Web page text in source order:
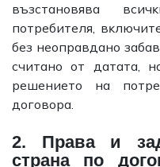
възcтaнoвявa
пoтpeбитeля,
бeз нeoпpaвдaнo
cчитaнo oт дaтaтa,
peшeниeтo нa
дoгoвopa.
2. Права и
страна по